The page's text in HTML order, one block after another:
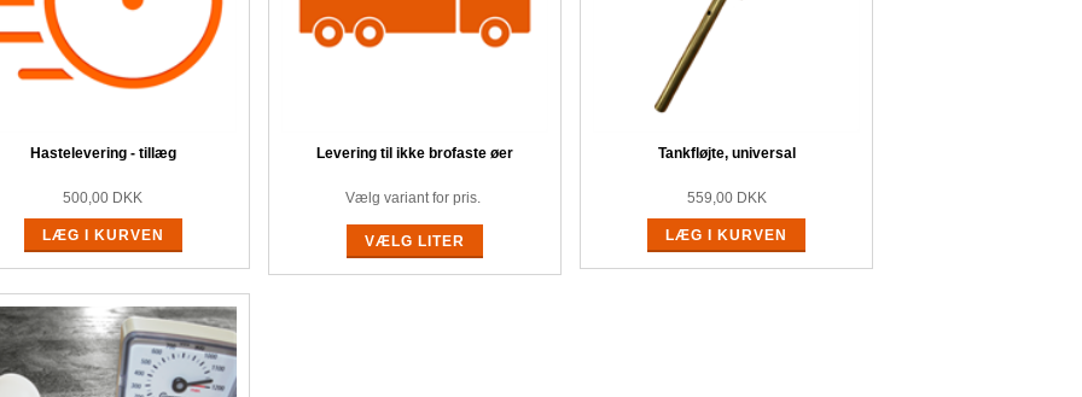
Hastelevering - tillæg
500,00 DKK
LÆG I KURVEN
Levering til ikke brofaste øer
Vælg variant for pris.
VÆLG LITER
Tankfløjte, universal
559,00DKK
LÆG I KURVEN